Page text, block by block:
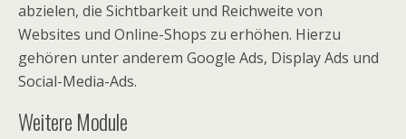
abzielen, die Sichtbarkeit und Reichweite von
Websites und Online-Shops zu erhöhen. Hierzu
gehören unter anderem Google Ads, Display Ads und
Social-Media-Ads.
Weitere Module